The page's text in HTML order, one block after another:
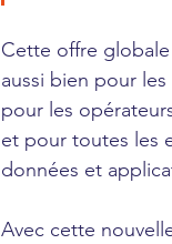
Cette offre
aussi bien pour
pour les
et pour toutes les
données et
Avec cette